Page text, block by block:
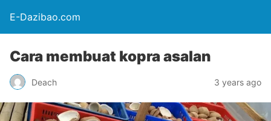
E-Dazibao.com
Cara membuat kopra asalan
Deach 3 years ago